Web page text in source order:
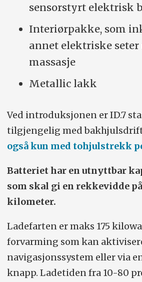
sensorstyrt elektrisk
Interiørpakke, som
annet elektriske
massasje
Metallic lakk
Ved introduksjonen er ID.7
tilgjengelig med
også kun med tohjulstrekk
Batteriet har en utnyttbar
som skal gi en rekkevidde
kilometer.
Ladefarten er maks 175
forvarming som kan
navigasjonssystem eller via
knapp. Ladetiden fra 10-80